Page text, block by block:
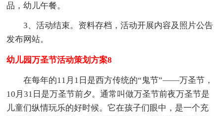
品，幼儿午餐。
3、活动结束。资料存档，活动开展内容及照片公告
发布网站。
幼儿园万圣节活动策划方案8
在每年的11月1日是西方传统的“鬼节”——万圣节，
10月31日是万圣节前夕。通常叫做万圣节前夜万圣节是
儿童们纵情玩乐的好时候。它在孩子们眼中，是一个充